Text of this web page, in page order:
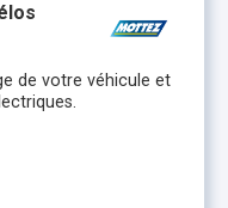
de votre véhicule et